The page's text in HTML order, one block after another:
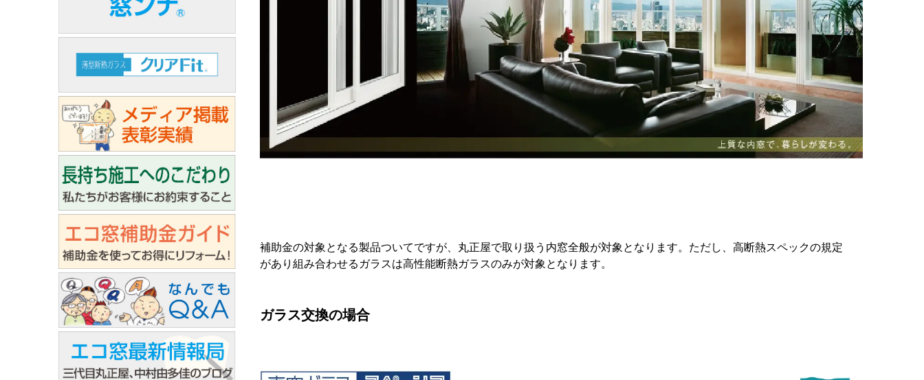
補助金の対象となる製品ついてですが、丸正屋で取り扱う内窓全般が対象となります。ただし、高断熱スペックの規定
があり組み合わせるガラスは高性能断熱ガラスのみが対象となります。
ガラス交換の場合